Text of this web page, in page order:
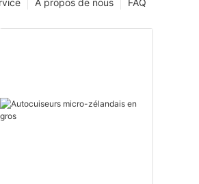
FAQ
À propos de nous